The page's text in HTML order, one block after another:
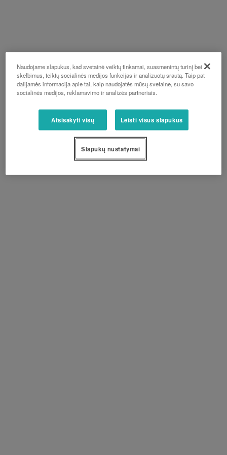
Naudojame slapukus, kad svetainė veiktų tinkamai, suasmenintų turinį bei
skelbimus, teiktų socialinės medijos funkcijas ir analizuotų srautą. Taip pat
dalijamės informacija apie tai, kaip naudojatės mūsų svetaine, su savo
socialinės medijos, reklamavimo ir analizės partneriais.
Atsisakyti visų Leisti visus slapukus
Slapukų nustatymai